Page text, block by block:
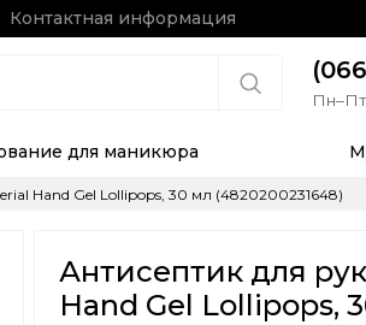
Контактная информация
для маникюра
Hand Gel Lollipops, 30 мл (4820200231648)
Антисептик для
Hand Gel Lollipops,